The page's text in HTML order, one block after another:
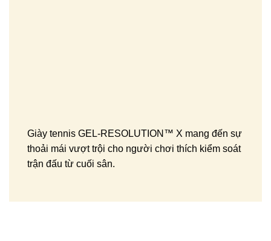
Giày tennis GEL-RESOLUTION™ X mang đến sự
thoải mái vượt trội cho người chơi thích kiểm soát
trận đấu từ cuối sân.